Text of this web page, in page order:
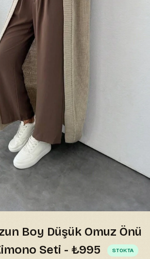
Boy Düşük Omuz Önü
Seti - ₺995
STOKTA